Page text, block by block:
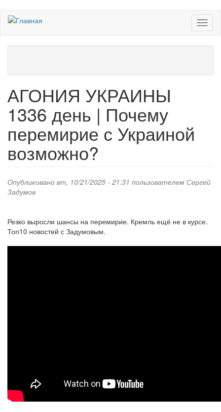
Перейти
основному
содержанию
АГОНИЯ УКРАИНЫ
1336 день | Почему
перемирие с Украиной
возможно?
Опубликовано вт, 10/21/2025 - 21:31 пользователем Сергей
Задумов
Резко выросли шансы на перемирие. Кремль ещё не в курсе.
Топ10 новостей с Задумовым.